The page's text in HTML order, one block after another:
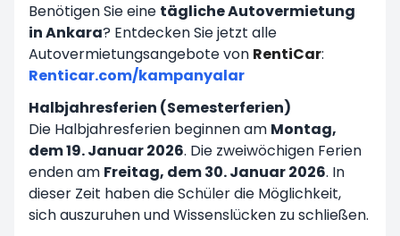
Benötigen Sie eine tägliche Autovermietung
in Ankara? Entdecken Sie jetzt alle
Autovermietungsangebote von RentiCar:
Renticar.com/kampanyalar
Halbjahresferien (Semesterferien)
Die Halbjahresferien beginnen am Montag,
dem 19. Januar 2026. Die zweiwöchigen Ferien
enden am Freitag, dem 30. Januar 2026. In
dieser Zeit haben die Schüler die Möglichkeit,
sich auszuruhen und Wissenslücken zu schließen.